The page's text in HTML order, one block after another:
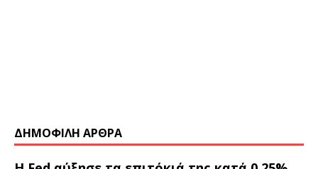
ΔΗΜΟΦΙΛΗ ΑΡΘΡΑ